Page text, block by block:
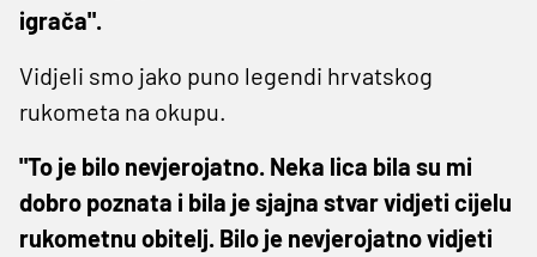
igrača".
Vidjeli smo jako puno legendi hrvatskog
rukometa na okupu.
"To je bilo nevjerojatno. Neka lica bila su mi
dobro poznata i bila je sjajna stvar vidjeti cijelu
rukometnu obitelj. Bilo je nevjerojatno vidjeti